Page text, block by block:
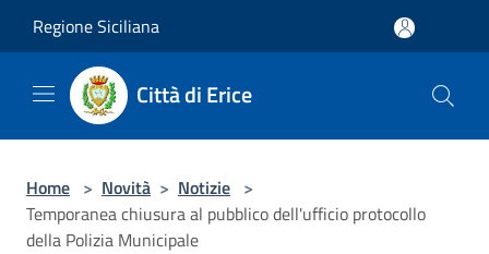
Regione Siciliana
Città di Erice
Home > Novità > Notizie >
Temporanea chiusura al pubblico dell'ufficio protocollo
della Polizia Municipale